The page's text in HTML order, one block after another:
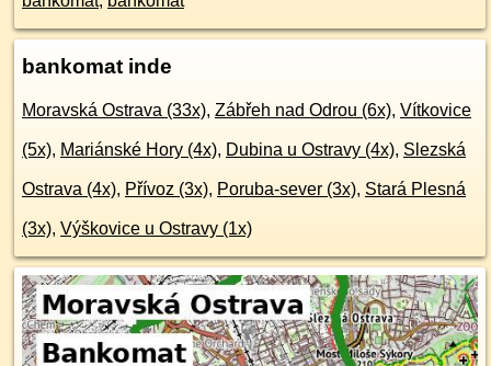
bankomat inde
Moravská Ostrava (33x), Zábřeh nad Odrou (6x), Vítkovice
(5x), Mariánské Hory (4x), Dubina u Ostravy (4x), Slezská
Ostrava (4x), Přívoz (3x), Poruba-sever (3x), Stará Plesná
(3x), Výškovice u Ostravy (1x)